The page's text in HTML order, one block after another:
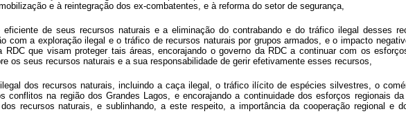
e à reintegração dos ex-combatentes, e à reforma do setor de segurança,
eficiente de seus recursos naturais e a eliminação do contrabando e do tráfico ilegal desses
com a exploração ilegal e o tráfico de recursos naturais por grupos armados, e o impacto
que visam proteger tais áreas, encorajando o governo da RDC a continuar com os
os seus recursos naturais e a sua responsabilidade de gerir efetivamente esses recursos,
dos recursos naturais, incluindo a caça ilegal, o tráfico ilícito de espécies silvestres, o
conflitos na região dos Grandes Lagos, e encorajando a continuidade dos esforços regionais
recursos naturais, e sublinhando, a este respeito, a importância da cooperação regional e